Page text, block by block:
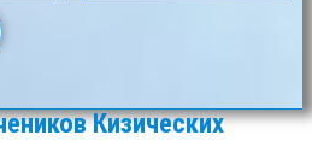
Кизических